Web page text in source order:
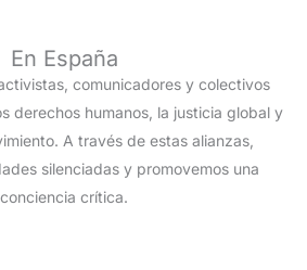
En España
comunicadores y colectivos
derechos humanos, la justicia global y
A través de estas alianzas,
silenciadas y promovemos una
conciencia crítica.